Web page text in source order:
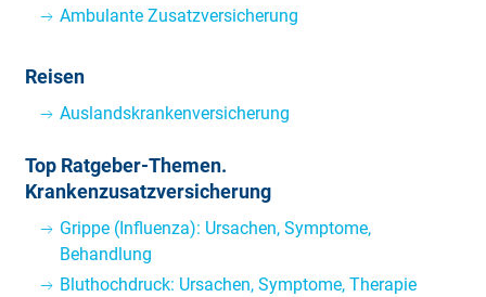
Ambulante Zusatzversicherung
Reisen
Auslandskrankenversicherung
Top Ratgeber-Themen.
Krankenzusatzversicherung
Grippe (Influenza): Ursachen, Symptome,
Behandlung
Bluthochdruck: Ursachen, Symptome, Therapie